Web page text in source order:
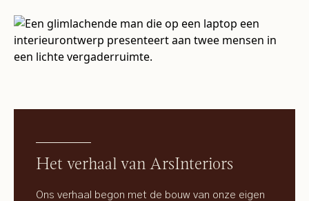
Het verhaal van ArsInteriors
Ons verhaal begon met de bouw van onze eigen